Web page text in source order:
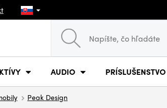
AUDIO PRÍSLUŠENSTVO
Peak Design